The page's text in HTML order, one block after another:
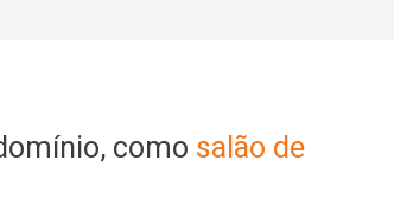
como salão de